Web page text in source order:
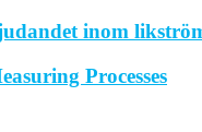
inom
Processes